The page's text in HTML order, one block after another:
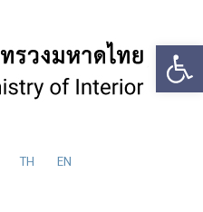
TH
EN